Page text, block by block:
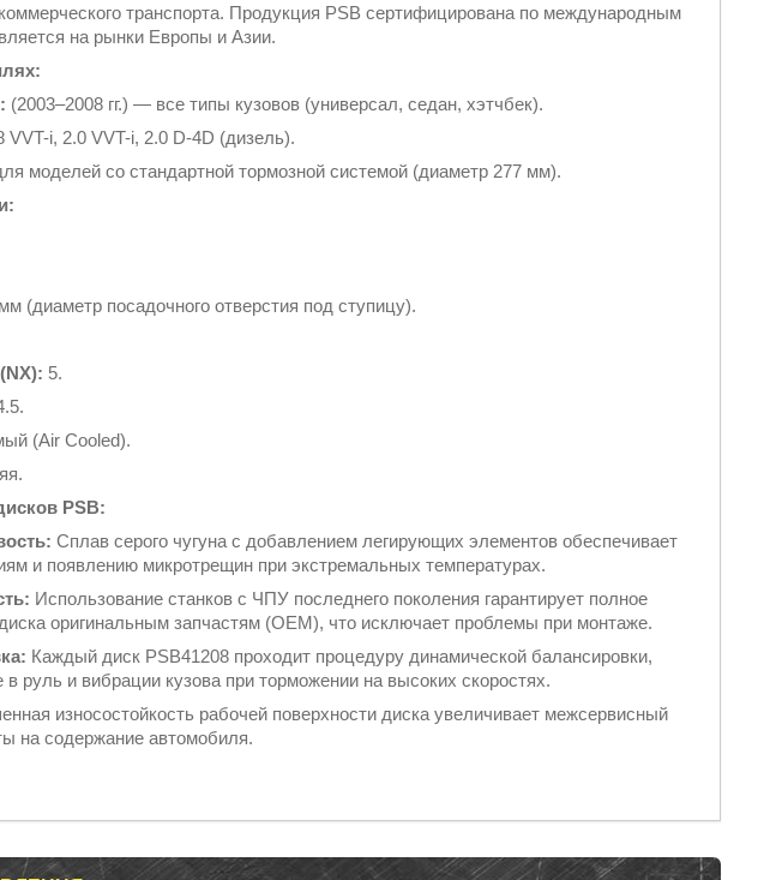
транспорта. Продукция PSB сертифицирована по международным
на рынки Европы и Азии.
(2003–2008 гг.) — все типы кузовов (универсал, седан, хэтчбек).
VVT-i, 2.0 VVT-i, 2.0 D-4D (дизель).
моделей со стандартной тормозной системой (диаметр 277 мм).
(диаметр посадочного отверстия под ступицу).
5.
(Air Cooled).
PSB:
Сплав серого чугуна с добавлением легирующих элементов обеспечивает
и появлению микротрещин при экстремальных температурах.
Использование станков с ЧПУ последнего поколения гарантирует полное
оригинальным запчастям (OEM), что исключает проблемы при монтаже.
Каждый диск PSB41208 проходит процедуру динамической балансировки,
руль и вибрации кузова при торможении на высоких скоростях.
износостойкость рабочей поверхности диска увеличивает межсервисный
на содержание автомобиля.